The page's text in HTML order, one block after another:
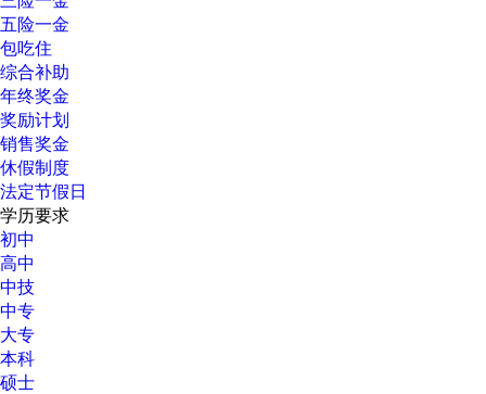
五险一金
包吃住
综合补助
年终奖金
奖励计划
销售奖金
休假制度
法定节假日
学历要求
初中
高中
中技
中专
大专
本科
硕士